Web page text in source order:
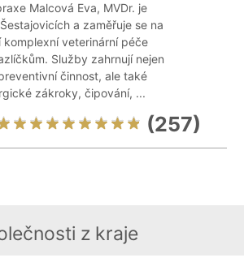
Malcová Eva, MVDr. je
a zaměřuje se na
komplexní veterinární péče
Služby zahrnují nejen
činnost, ale také
zákroky, čipování, ...
(257)
z kraje